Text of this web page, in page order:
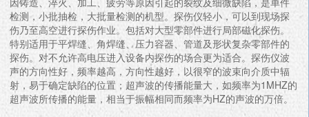
检测，小批抽检，大批量检测的机型。探伤仪轻小，可以到现场探
伤乃至高空进行探伤作业。包括对大型零部件进行局部磁化探伤。
特别适用于平焊缝、角焊缝、压力容器、管道及形状复杂零部件的
探伤。对不允许高电压进入设备内探伤的场合更为适合。探伤仪波
声的方向性好，频率越高，方向性越好，以很窄的波束向介质中辐
射，易于确定缺陷的位置；超声波的传播能量大，如频率为1MHZ的
超声波所传播的能量，相当于振幅相同而频率为HZ的声波的万倍。